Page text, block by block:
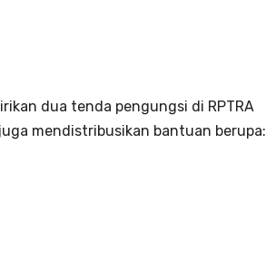
dua tenda pengungsi di RPTRA
mendistribusikan bantuan berupa: